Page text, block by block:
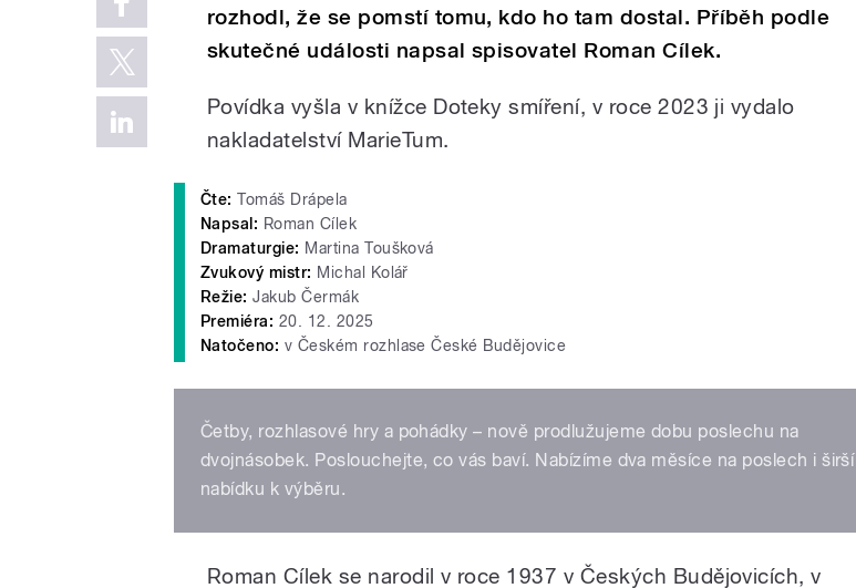
rozhodl, že se pomstí tomu, kdo ho tam dostal. Příběh podle
skutečné události napsal spisovatel Roman Cílek.
Povídka vyšla v knížce Doteky smíření, v roce 2023 ji vydalo
nakladatelství MarieTum.
Čte: Tomáš Drápela
Napsal: Roman Cílek
Dramaturgie: Martina Toušková
Zvukový mistr: Michal Kolář
Režie: Jakub Čermák
Premiéra: 20. 12. 2025
Natočeno: v Českém rozhlase České Budějovice
Četby, rozhlasové hry a pohádky – nově prodlužujeme dobu poslechu na
dvojnásobek. Poslouchejte, co vás baví. Nabízíme dva měsíce na poslech i širší
nabídku k výběru.
Roman Cílek se narodil v roce 1937 v Českých Budějovicích, v